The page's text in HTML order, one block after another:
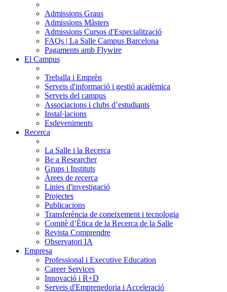
Admissions Graus
Admissions Màsters
Admissions Cursos d'Especialització
FAQs | La Salle Campus Barcelona
Pagaments amb Flywire
El Campus
Treballa i Emprèn
Serveis d'informació i gestió acadèmica
Serveis del campus
Associacions i clubs d’estudiants
Instal·lacions
Esdeveniments
Recerca
La Salle i la Recerca
Be a Researcher
Grups i Instituts
Àrees de recerca
Linies d'investigació
Projectes
Publicacions
Transferència de coneixement i tecnologia
Comitè d’Ètica de la Recerca de la Salle
Revista Comprendre
Observatori IA
Empresa
Professional i Executive Education
Career Services
Innovació i R+D
Serveis d'Emprenedoria i Acceleració